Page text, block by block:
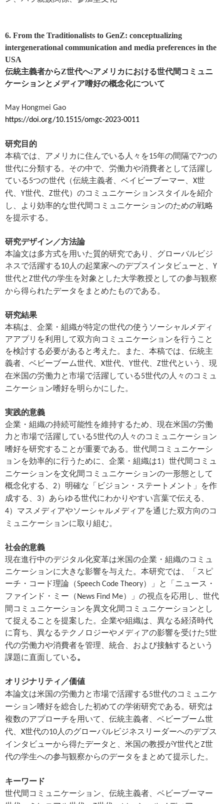
6. From the Traditionalists to GenZ: conceptualizing
intergenerational communication and media preferences in the
USA
伝統主義者からZ世代へ:アメリカにおける世代間コミュニ
ケーションとメディア嗜好の概念化について
May Hongmei Gao
https://doi.org/10.1515/omgc-2023-0011
研究目的
本稿では、アメリカに住んでいる人々を15年の間隔で7つの
世代に分類する。その中で、労働力や消費者として活躍し
ている5つの世代（伝統主義者、ベイビーブーマー、 X世
代、 Y世代、 Z世代）のコミュニケーションスタイルを紹介
し、より効率的な世代間コミュニケーションのための戦略
を提示する。
研究デザイン／方法論
本論文は多方式を用いた質的研究であり、グローバルビジ
ネスで活躍する10 人の起業家へのデプスインタビューと、 Y
世代とZ世代の学生を対象とした大学教授としての参与観察
から得られたデータをまとめたものである。
研究結果
本稿は、企業・組織が特定の世代の使うソーシャルメディ
アアプリを利用して双方向コミュニケーションを行うこと
を検討する必要があると考えた。また、本稿では、伝統主
義者、ベビーブーム世代、 X世代、 Y世代、 Z世代という、現
在米国の労働力と市場で活躍している5世代の人々のコミュ
ニケーション嗜好を明らかにした。
実践的意義
企業・組織の持続可能性を維持するため、現在米国の労働
力と市場で活躍している5世代の人々のコミュニケーション
嗜好を研究することが重要である。世代間コミュニケーシ
ョンを効率的に行うために、企業・組織は1）世代間コミュ
ニケーションを文化間コミュニケーションの一形態として
概念化する、 2）明確な「ビジョン・ステートメント」を作
成する、 3）あらゆる世代にわかりやすい言葉で伝える、
4）マスメディアやソーシャルメディアを通じた双方向のコ
ミュニケーションに取り組む。
社会的意義
現在進行中のデジタル化変革は米国の企業・組織のコミュ
ニケーションに大きな影響を与えた。本研究では、「スピ
ーチ・コード理論（Speech Code Theory）」と「ニュース・
ファインド・ミー（ News Find Me）」の視点を応用し、世代
間コミュニケーションを異文化間コミュニケーションとし
て捉えることを提案した。企業や組織は、異なる経済時代
に育ち、異なるテクノロジーやメディアの影響を受けた5世
代の労働力や消費者を管理、統合、および接触するという
課題に直面している。
オリジナリティ ／価値
本論文は米国の労働力と市場で活躍する5世代のコミュニケ
ーション嗜好を総合した初めての学術研究である。研究は
複数のアプローチを用いて、伝統主義者、ベビーブーム世
代、 X世代の10 人のグローバルビジネスリーダーへのデプス
インタビューから得たデータと、米国の教授がY世代とZ世
代の学生への参与観察からのデータをまとめて提示した。
キーワード
世代間コミュニケーション、伝統主義者、ベビーブーマー